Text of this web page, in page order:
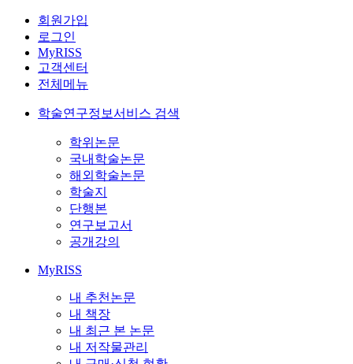
회원가입
로그인
MyRISS
고객센터
전체메뉴
학술연구정보서비스 검색
학위논문
국내학술논문
해외학술논문
학술지
단행본
연구보고서
공개강의
MyRISS
내 추천논문
내 책장
내 최근 본 논문
내 저작물관리